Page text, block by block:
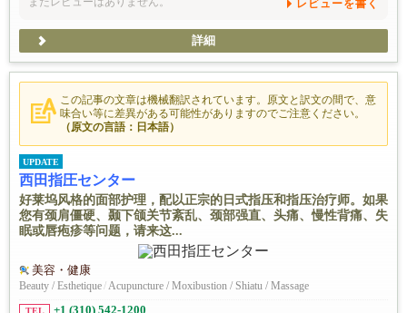
レビューを書く
詳細
この記事の文章は機械翻訳されています。原文と訳文の間で、意
味合い等に差異がある可能性がありますのでご注意ください。
（原文の言語：日本語）
UPDATE
西田指圧センター
好莱坞风格的面部护理，配以正宗的日式指压和指压治疗师。如果
您有颈肩僵硬、颞下颌关节紊乱、颈部强直、头痛、慢性背痛、失
眠或唇疱疹等问题，请来这...
美容・健康
Beauty / Esthetique/Acupuncture / Moxibustion / Shiatu / Massage